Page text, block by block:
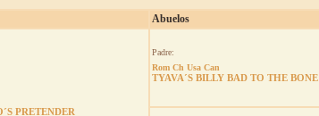
Abuelos
PRETENDER
Padre:
Rom Ch Usa Can
TYAVA´S BILLY BAD TO THE BONE